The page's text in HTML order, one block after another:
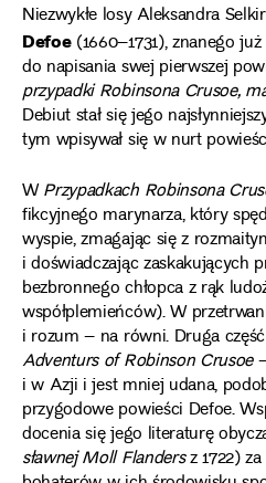
Niezwykłe losy Aleksandra
Defoe(1660–1731), znanego
do napisania swej pierwszej
przypadki Robinsona Crusoe,
Debiut stał się jego
tym wpisywał się w nurt
WPrzypadkach Robinsona
fikcyjnego marynarza, który
wyspie, zmagając się z
i doświadczając zaskakujących
bezbronnego chłopca z rąk
współplemieńców). W
i rozum – na równi. Druga
Adventurs of Robinson Crusoe
i w Azji i jest mniej udana,
przygodowe powieści Defoe.
docenia się jego literaturę
sławnej Moll Flandersz 1722)